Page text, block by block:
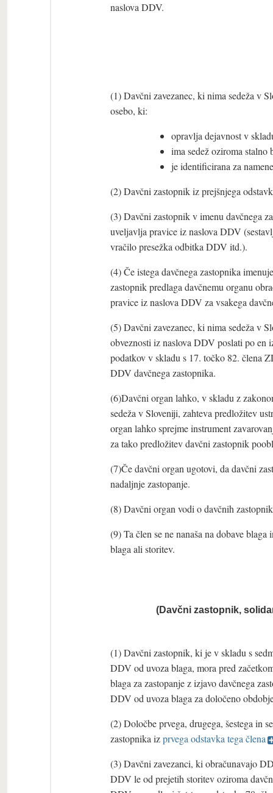
naslova DDV.
(1) Davčni zavezanec, ki nima sedeža v
osebo, ki:
opravlja dejavnost v
ima sedež oziroma
je identificirana za
(2) Davčni zastopnik iz prejšnjega
(3) Davčni zastopnik v imenu davčnega
uveljavlja pravice iz naslova DDV
vračilo presežka odbitka DDV itd.).
(4) Če istega davčnega zastopnika
zastopnik predlaga davčnemu organu
pravice iz naslova DDV za vsakega
(5) Davčni zavezanec, ki nima sedeža v
obveznosti iz naslova DDV poslati po en
podatkov v skladu s 17. točko 82. člena
DDV davčnega zastopnika.
(6)Davčni organ lahko, v skladu z
sedeža v Sloveniji, zahteva predložitev
organ lahko sprejme instrument
za tako predložitev davčni zastopnik
(7)Če davčni organ ugotovi, da davčni
nadaljnje zastopanje.
(8) Davčni organ vodi o davčnih
(9) Ta člen se ne nanaša na dobave
blaga ali storitev.
(Davčni zastopnik,
(1) Davčni zastopnik, ki je v skladu s
DDV od uvoza blaga, mora pred
blaga za zastopanje z izjavo davčnega
DDV od uvoza blaga za določeno
(2) Določbe prvega, drugega, šestega in
zastopnika izprvega odstavka tega člena
(3) Davčni zavezanci, ki obračunavajo
DDV le od prejetih storitev oziroma